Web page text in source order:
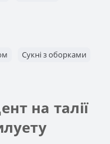
Сукні з оборками
на талії